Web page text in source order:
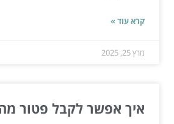
קרא עוד »
מרץ 25, 2025
איך אפשר לקבל פטור